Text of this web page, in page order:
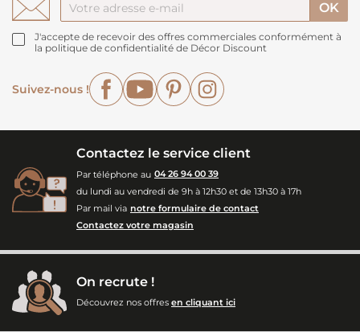
J'accepte de recevoir des offres commerciales conformément à
la politique de confidentialité de Décor Discount
Suivez-nous !
FacebookYouTubePinterest
Contactez le service client
Par téléphone au 04 26 94 00 39
du lundi au vendredi de 9h à 12h30 et de 13h30 à 17h
Par mail via notre formulaire de contact
Contactez votre magasin
On recrute !
Découvrez nos offres en cliquant ici